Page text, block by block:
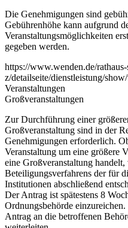
Die Genehmigungen sind
Gebührenhöhe kann aufgrund
Veranstaltungsmöglichkeiten
gegeben werden.
https://www.wenden.de/
z/detailseite/dienstleistung/
Veranstaltungen
Großveranstaltungen
Zur Durchführung einer
Großveranstaltung sind in der
Genehmigungen erforderlich.
Veranstaltung um eine größere
eine Großveranstaltung
Beteiligungsverfahrens der für
Institutionen abschließend
Der Antrag ist spätestens 8
Ordnungsbehörde
Antrag an die betroffenen